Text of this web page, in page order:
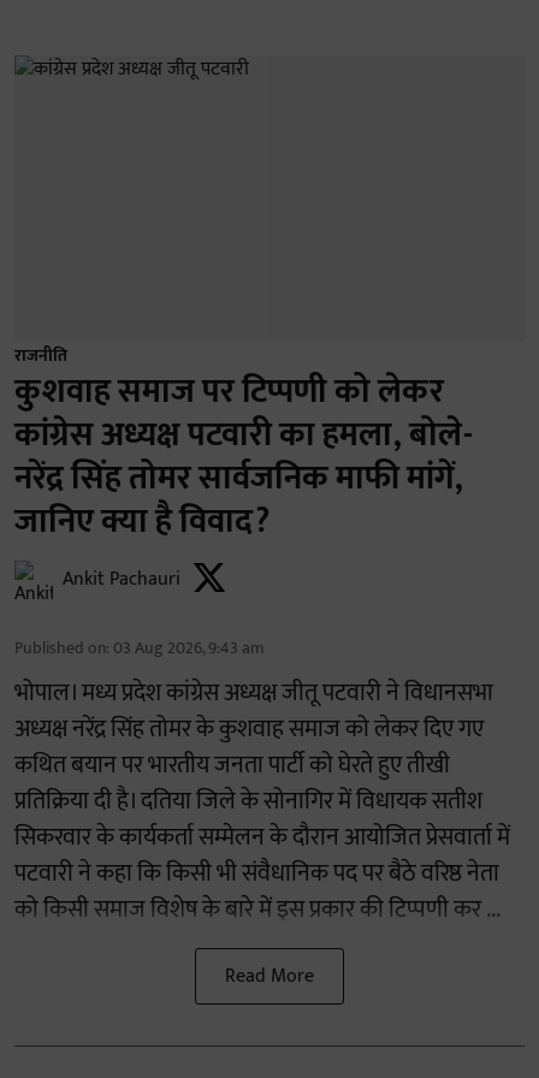
राजनीति
कुशवाह समाज पर टिप्पणी को लेकर
कांग्रेस अध्यक्ष पटवारी का हमला, बोले-
नरेंद्र सिंह तोमर सार्वजनिक माफी मांगें,
जानिए क्या है विवाद?
Ankit Pachauri
Published on: 03 Aug 2026, 9:43 am
भोपाल। मध्य प्रदेश कांग्रेस अध्यक्ष जीतू पटवारी ने विधानसभा
अध्यक्ष नरेंद्र सिंह तोमर के कुशवाह समाज को लेकर दिए गए
कथित बयान पर भारतीय जनता पार्टी को घेरते हुए तीखी
प्रतिक्रिया दी है। दतिया जिले के सोनागिर में विधायक सतीश
सिकरवार के कार्यकर्ता सम्मेलन के दौरान आयोजित प्रेसवार्ता में
पटवारी ने कहा कि किसी भी संवैधानिक पद पर बैठे वरिष्ठ नेता
को किसी समाज विशेष के बारे में इस प्रकार की टिप्पणी कर ...
Read More